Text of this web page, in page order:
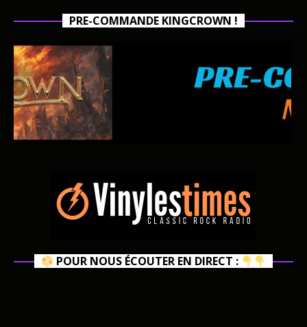
PRE-COMMANDE KINGCROWN !
POUR NOUS ÉCOUTER EN DIRECT :